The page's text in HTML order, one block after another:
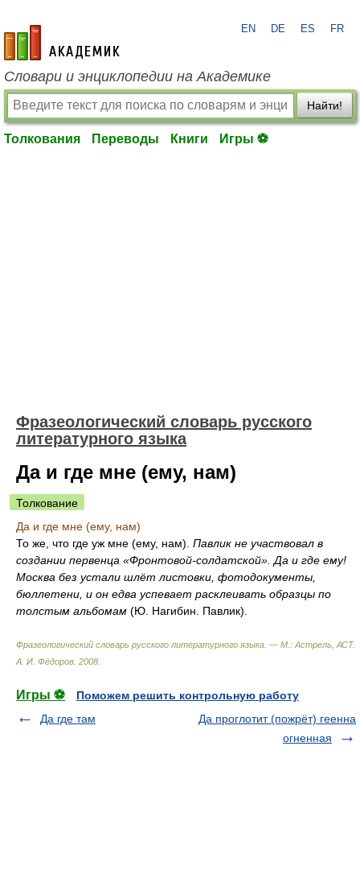
academic.ru
EN DE ES FR
Словари и энциклопедии на Академике
Найти!
Толкования Переводы Книги Игры ⚽
Фразеологический словарь русского
литературного языка
Да и где мне (ему, нам)
Толкование
Да и где мне (ему, нам)
То же, что где уж мне (ему, нам). Павлик не участвовал в
создании первенца «Фронтовой-солдатской». Да и где ему!
Москва без устали шлёт листовки, фотодокументы,
бюллетени, и он едва успевает расклеивать образцы по
толстым альбомам (Ю. Нагибин. Павлик).
Фразеологический словарь русского литературного языка. — М.: Астрель, АСТ.
А. И. Фёдоров 2008
Игры ⚽
Поможем решить контрольную работу
Да где там
Да проглотит (пожрёт) геенна
огненная